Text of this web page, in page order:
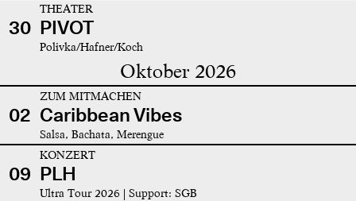
30
THEATER
PIVOT
Polivka/Hafner/Koch
Oktober 2026
02
ZUM MITMACHEN
Caribbean Vibes
Salsa, Bachata, Merengue
09
KONZERT
PLH
Ultra Tour 2026 | Support: SGB